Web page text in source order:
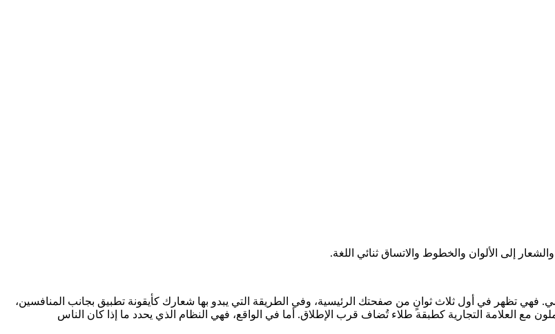
إلى الألوان والخطوط والاتساق ثنائي اللغة.
فهي تظهر في أول ثلاث ثوانٍ من صفحتك الرئيسية، وفي الطريقة التي يبدو بها شعارك كأيقونة تطبيق بجانب المنافسين،
العلامة التجارية كطبقة طلاء تُضاف قرب الإطلاق. أما في الواقع، فهي النظام الذي يحدد ما إذا كان الناس